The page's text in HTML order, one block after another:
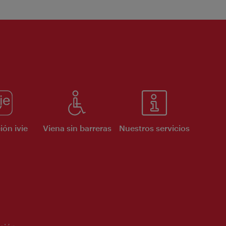
ivie Viena sin barreras Nuestros servicios